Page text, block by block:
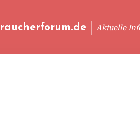
Aktuelle